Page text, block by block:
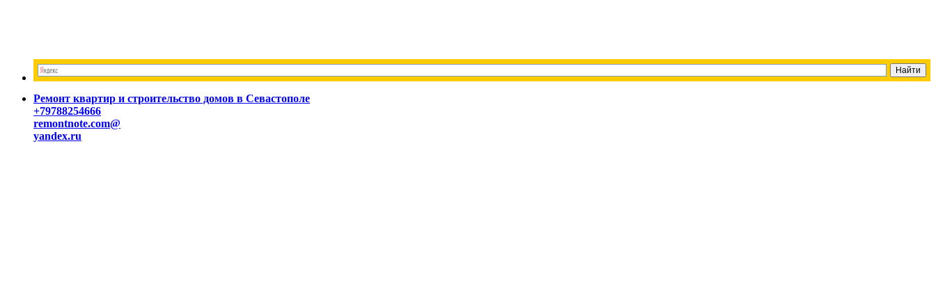
Ремонт квартир и строительство домов в Севастополе
+79788254666
remontnote.com@
yandex.ru